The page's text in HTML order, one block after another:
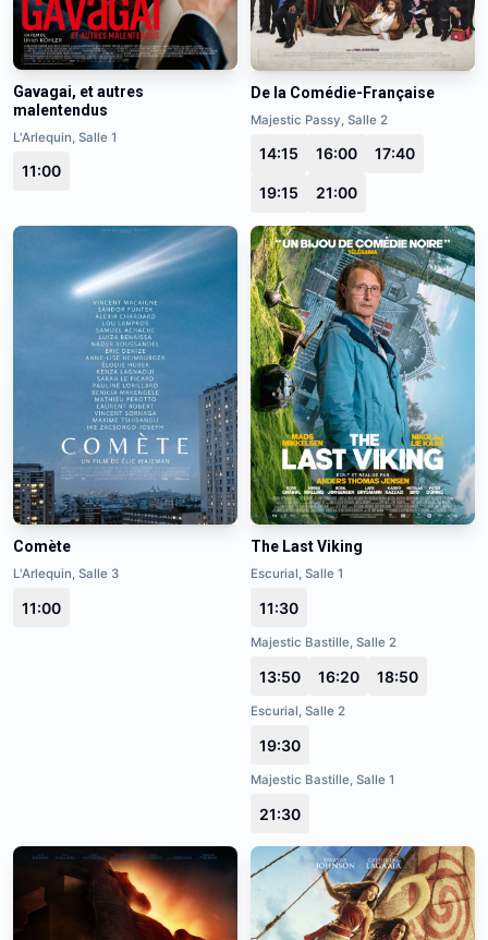
Gavagai, et autres
malentendus
L'Arlequin, Salle 1
11:00
De la Comédie-Française
Majestic Passy, Salle 2
14:15 16:00 17:40
19:15 21:00
Comète
L'Arlequin, Salle 3
11:00
The Last Viking
Escurial, Salle 1
11:30
Majestic Bastille, Salle 2
13:50 16:20 18:50
Escurial, Salle 2
19:30
Majestic Bastille, Salle 1
21:30